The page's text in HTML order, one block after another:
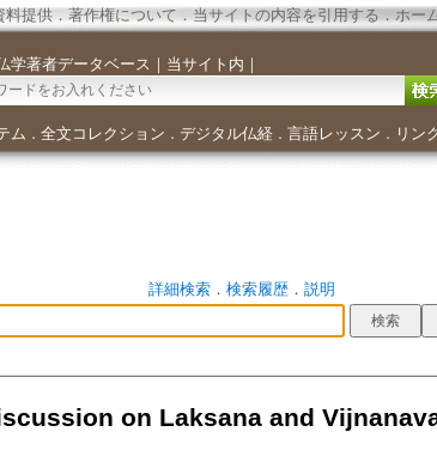
料提供． 著作権について．当サイトの内容を引用する ． ホー
学著者データベース ｜ 当サイト内 ｜
ム ． 全文コレクション ． デジタル仏経． 言語レッスン ． リン
詳細検索． 検索履歴． 説明
on Laksana and